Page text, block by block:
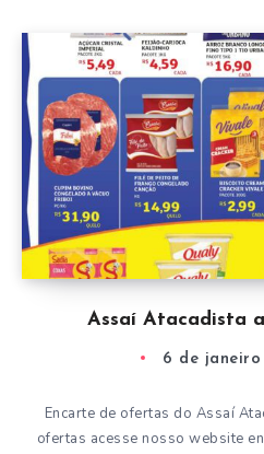
Assaí Atacadista
6 de
Encarte de ofertas do Assaí
ofertas acesse nosso website